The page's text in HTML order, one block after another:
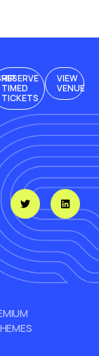
RESERVE
TIMED
TICKETS
VIEW
VENUE